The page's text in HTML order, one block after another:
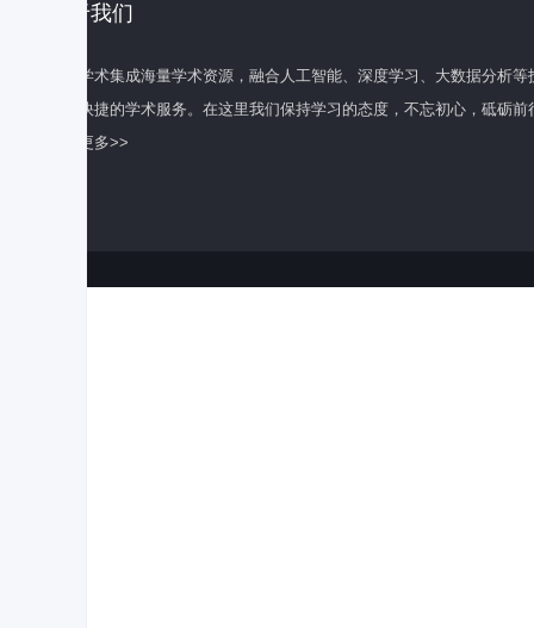
关于我们
百度学术集成海量学术资源，融合人工智能、深度学习、大数据分析
全面快捷的学术服务。在这里我们保持学习的态度，不忘初心，砥砺前
了解更多>>